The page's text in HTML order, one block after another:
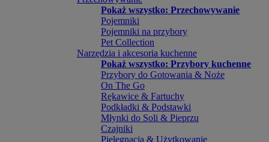
Pokaż wszystko: Przechowywanie
Pojemniki
Pojemniki na przybory
Pet Collection
Narzędzia i akcesoria kuchenne
Pokaż wszystko: Przybory kuchenne
Przybory do Gotowania & Noże
On The Go
Rękawice & Fartuchy
Podkładki & Podstawki
Młynki do Soli & Pieprzu
Czajniki
Pielęgnacja & Użytkowanie